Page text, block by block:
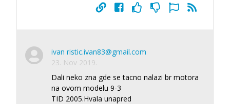
ivan ristic.ivan83@gmail.com
23. Nov 2019.
Dali neko zna gde se tacno nalazi br motora
na ovom modelu 9-3
TID 2005.Hvala unapred